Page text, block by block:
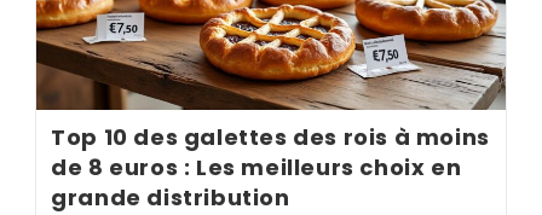
Top 10 des galettes des rois à moins
de 8 euros : Les meilleurs choix en
grande distribution